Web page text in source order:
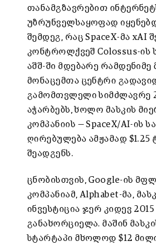
თანამგზავრებით
უზრუნველსაყოფად
შემდეგ, რაც SpaceX-მა xAI
კონტროლქვეშ Colossus-ის
აშშ-ში მდებარე რამდენიმე
მონაცემთა ცენტრი
გამომთვლელი სიმძლავრე
აჭარბებს, ხოლო მასკის
კომპანიის — SpaceX/AI-ის
ღირებულება ამჟამად
შეადგენს.
ცნობისთვის, Google-ის
კომპანიამ, Alphabet-მა,
ინვესტიცია ჯერ კიდევ
განახორციელა. მაშინ
სტარტაპი მხოლოდ $12